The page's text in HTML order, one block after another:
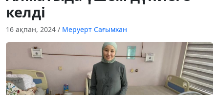
келді
16 ақпан, 2024 / Меруерт Сағымхан